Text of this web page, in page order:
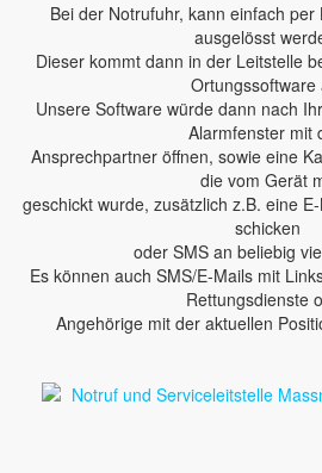
Bei der Notrufuhr, kann einfach
ausgelösst
Dieser kommt dann in der Leitstelle
Ortungssoftware
Unsere Software würde dann nach
Alarmfenster mit
Ansprechpartner öffnen, sowie eine
die vom Gerät
geschickt wurde, zusätzlich z.B. eine
schicken
oder SMS an beliebig
Es können auch SMS/E-Mails mit
Rettungsdienste
Angehörige mit der aktuellen